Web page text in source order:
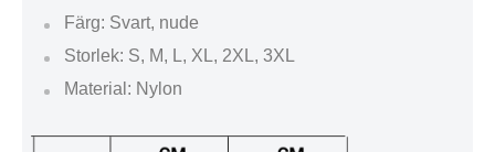
Färg: Svart, nude
Storlek: S, M, L, XL, 2XL, 3XL
Material: Nylon